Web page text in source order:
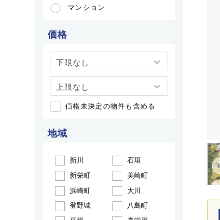
マンション
価格
価格未決定の物件も含める
地域
新川
石垣
新栄町
美崎町
浜崎町
大川
登野城
八島町